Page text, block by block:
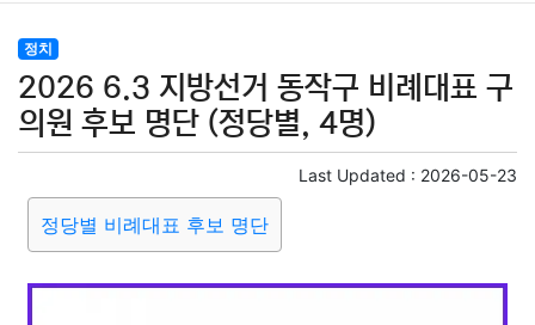
법률
질병 가요 방송 일상 주식 암호화폐 블록체인
미용 증권 인테리어
요리 상품리뷰 원예 금융
정치
2026 6.3 지방선거 동작구 비례대표 구
의원 후보 명단 (정당별, 4명)
Last Updated : 2026-05-23
정당별 비례대표 후보 명단